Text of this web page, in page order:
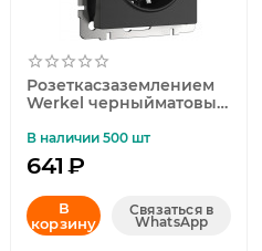
Розеткасзаземлением
Werkel черныйматовый
В наличии 500 шт
641 ₽
В
корзину
Связаться в
WhatsApp